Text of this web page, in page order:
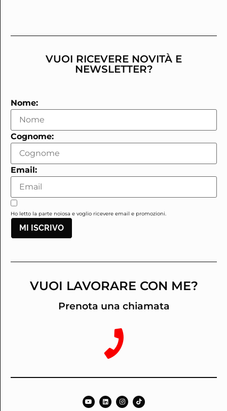
VUOI RICEVERE NOVITÀ E
NEWSLETTER?
Nome:
Cognome:
Email:
Ho letto la parte noiosa e voglio ricevere email e promozioni.
MI ISCRIVO
VUOI LAVORARE CON ME?
Prenota una chiamata